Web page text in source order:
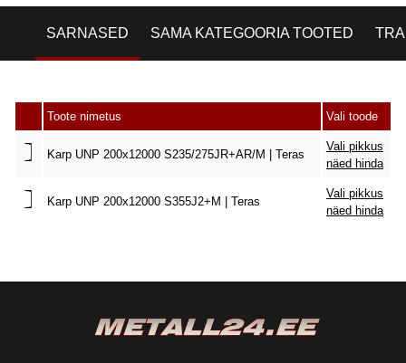
SARNASED SAMA KATEGOORIA TOOTED
Toote nimetus Vali toode
Karp UNP 200x12000 S235/275JR+AR/M | Teras
Vali pikkus
näed hinda
Karp UNP 200x12000 S355J2+M | Teras
Vali pikkus
näed hinda